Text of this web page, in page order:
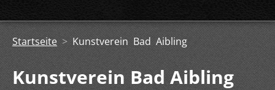
Startseite > Kunstverein Bad Aibling
Kunstverein Bad Aibling